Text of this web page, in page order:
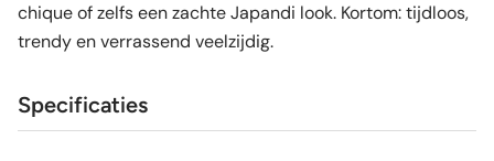
chique of zelfs een zachte Japandi look. Kortom: tijdloos,
trendy en verrassend veelzijdig.
Specificaties